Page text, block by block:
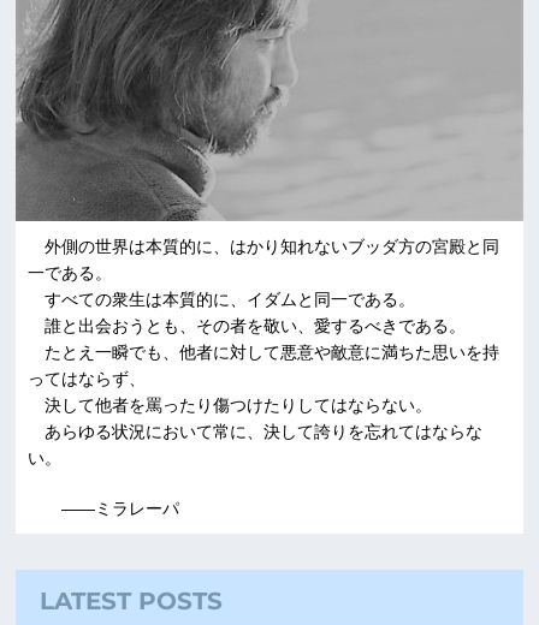
外側の世界は本質的に、はかり知れないブッダ方の宮殿と同
一である。
すべての衆生は本質的に、イダムと同一である。
誰と出会おうとも、その者を敬い、愛するべきである。
たとえ一瞬でも、他者に対して悪意や敵意に満ちた思いを持
ってはならず、
決して他者を罵ったり傷つけたりしてはならない。
あらゆる状況において常に、決して誇りを忘れてはならな
い。
――ミラレーパ
LATEST POSTS